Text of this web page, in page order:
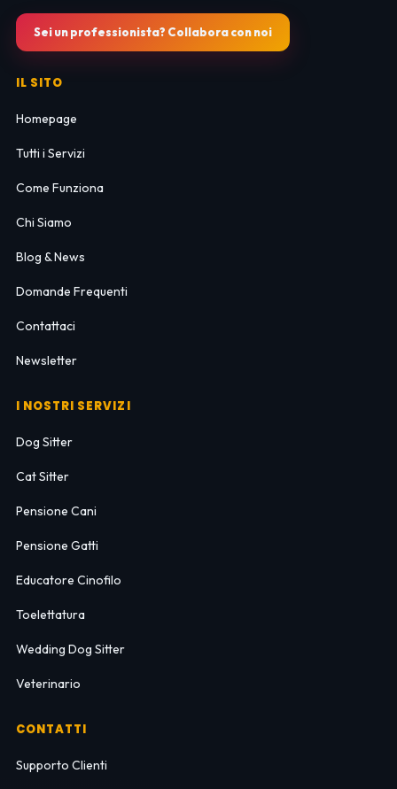
Sei un professionista? Collabora con noi
IL SITO
Homepage
Tutti i Servizi
Come Funziona
Chi Siamo
Blog & News
Domande Frequenti
Contattaci
Newsletter
I NOSTRI SERVIZI
Dog Sitter
Cat Sitter
Pensione Cani
Pensione Gatti
Educatore Cinofilo
Toelettatura
Wedding Dog Sitter
Veterinario
CONTATTI
Supporto Clienti